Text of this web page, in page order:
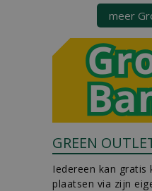
meer
GREEN
Iedereen kan gratis
plaatsen via zijn